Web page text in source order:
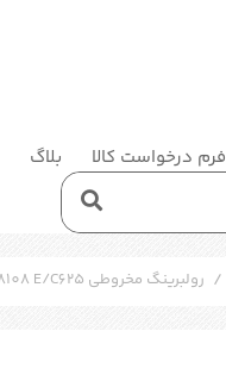
فرم درخواست کالا بلاگ
/ رولبرینگ مخروطی SKF BT4-8108 E/C625